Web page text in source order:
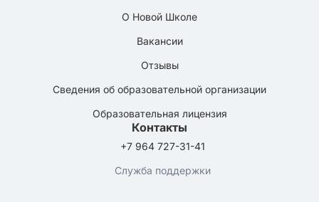
О Новой Школе
Вакансии
Отзывы
Сведения об образовательной организации
Образовательная лицензия
Контакты
+7 964 727-31-41
Служба поддержки